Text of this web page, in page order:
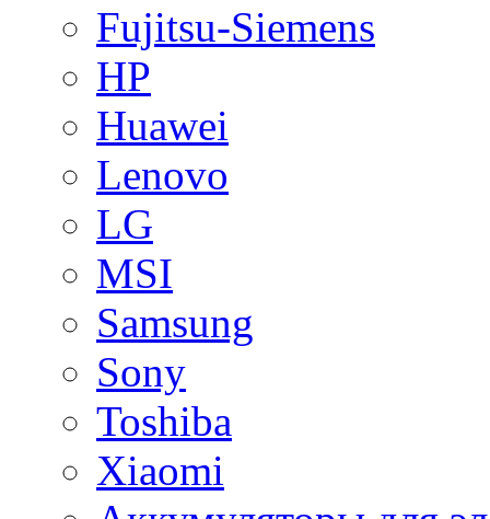
Fujitsu-Siemens
HP
Huawei
Lenovo
LG
MSI
Samsung
Sony
Toshiba
Xiaomi